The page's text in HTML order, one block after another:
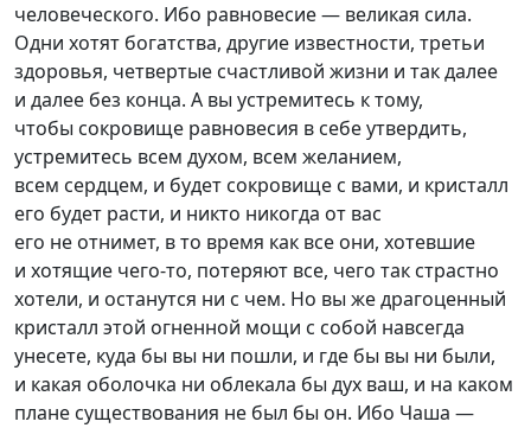
человеческого. Ибо равновесие — великая сила.
Одни хотят богатства, другие известности, третьи
здоровья, четвертые счастливой жизни и так далее
и далее без конца. А вы устремитесь к тому,
чтобы сокровище равновесия в себе утвердить,
устремитесь всем духом, всем желанием,
всем сердцем, и будет сокровище с вами, и кристалл
его будет расти, и никто никогда от вас
его не отнимет, в то время как все они, хотевшие
и хотящие чего-то, потеряют все, чего так страстно
хотели, и останутся ни с чем. Но вы же драгоценный
кристалл этой огненной мощи с собой навсегда
унесете, куда бы вы ни пошли, и где бы вы ни были,
и какая оболочка ни облекала бы дух ваш, и на каком
плане существования не был бы он. Ибо Чаша —